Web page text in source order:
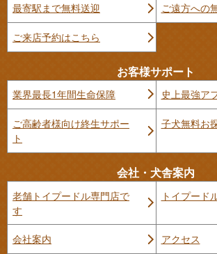
最寄駅まで無料送迎 ご遠方への
ご来店予約はこちら
お客様サポート
業界最長1年間生命保障 史上最強ア
ご高齢者様向け終生サポー
ト
子犬無料お
会社・犬舎案内
老舗トイプードル専門店で
す
トイプード
会社案内 アクセス